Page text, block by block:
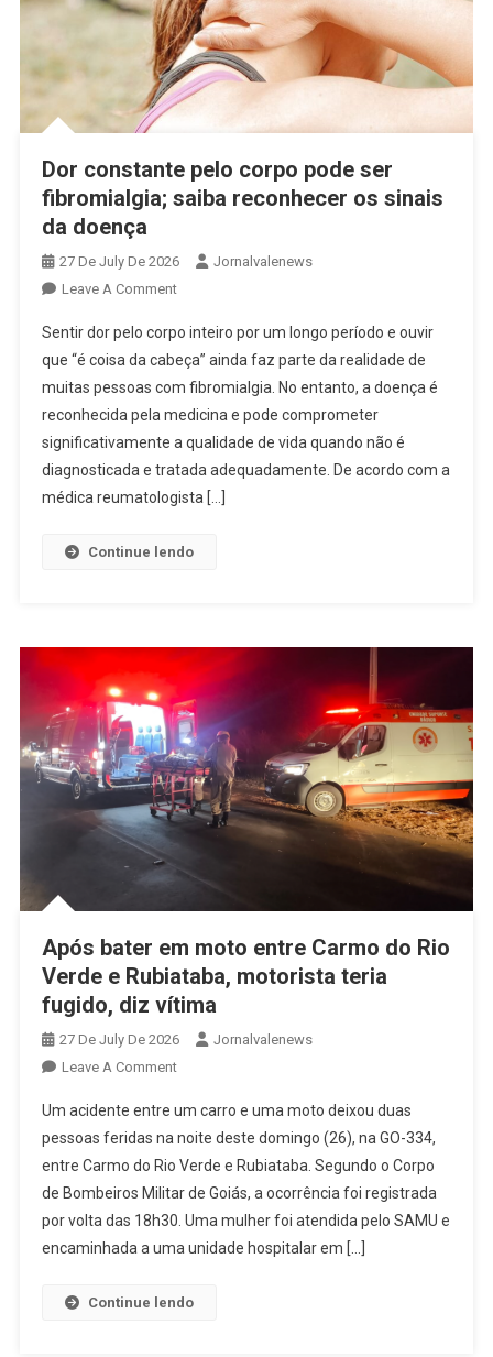
Dor constante pelo corpo pode ser
fibromialgia; saiba reconhecer os sinais
da doença
27 De July De 2026
Jornalvalenews
Leave A CommentOn
Constante
Pelo
Corpo
Pode
Ser
Fibromialgia;
Saiba
Sentir dor pelo corpo inteiro por um longo período e ouvir
que “é coisa da cabeça” ainda faz parte da realidade de
muitas pessoas com fibromialgia. No entanto, a doença é
reconhecida pela medicina e pode comprometer
significativamente a qualidade de vida quando não é
diagnosticada e tratada adequadamente. De acordo com a
médica reumatologista […]
Continue lendo
Após bater em moto entre Carmo do Rio
Verde e Rubiataba, motorista teria
fugido, diz vítima
27 De July De 2026
Jornalvalenews
Leave A CommentOn
Bater
Em
Moto
Entre
Carmo
Do
Verde
Um acidente entre um carro e uma moto deixou duas
pessoas feridas na noite deste domingo (26), na GO-334,
entre Carmo do Rio Verde e Rubiataba. Segundo o Corpo
de Bombeiros Militar de Goiás, a ocorrência foi registrada
por volta das 18h30. Uma mulher foi atendida pelo SAMU e
encaminhada a uma unidade hospitalar em […]
Continue lendo